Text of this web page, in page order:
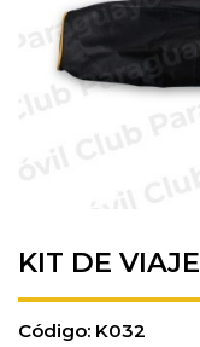
KIT DE VIAJE
Código: K032